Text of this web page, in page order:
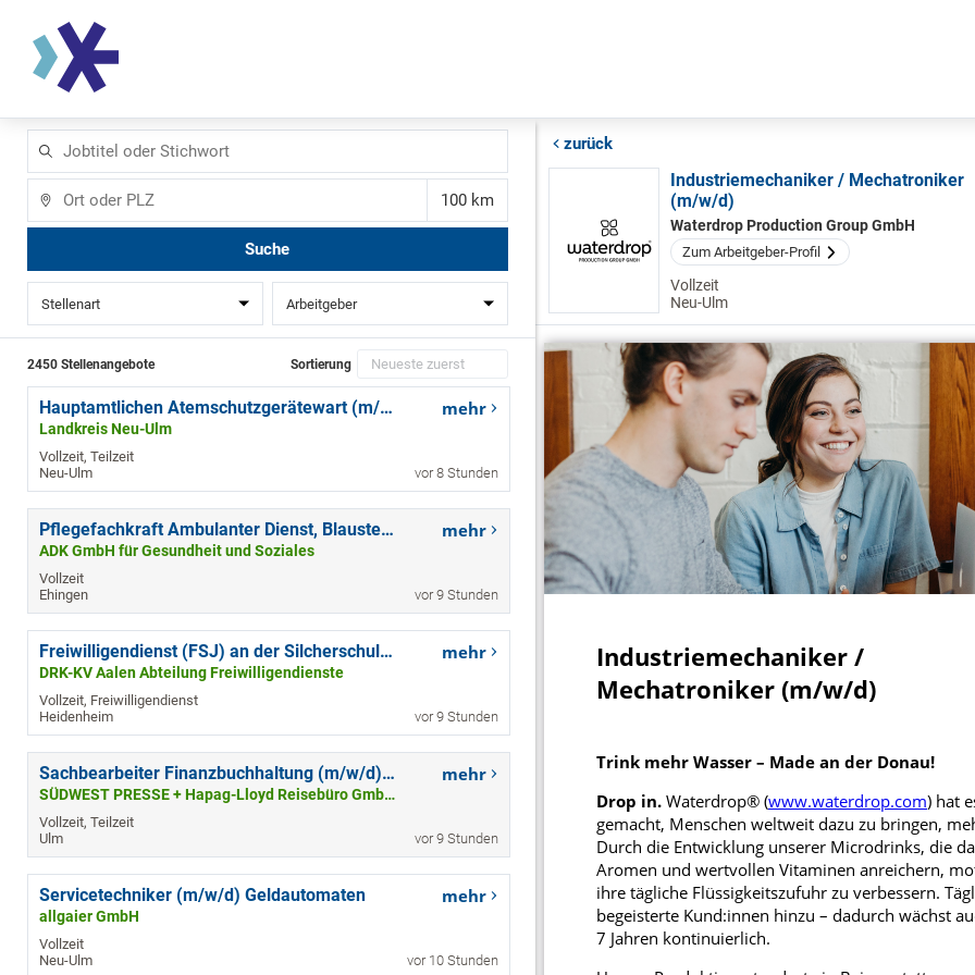
oder
Stichwort
Entfernung
Suche
Stellenart Arbeitgeber
2450 Stellenangebote Sortierung
Hauptamtlichen Atemschutzgerätewart (m/w/d)
Landkreis Neu-Ulm
Vollzeit, Teilzeit
Neu-Ulm
mehr
vor 8 Stunden
Pflegefachkraft Ambulanter Dienst, Blaustein (m/w/d)
ADK GmbH für Gesundheit und Soziales
Vollzeit
Ehingen
mehr
vor 9 Stunden
Freiwilligendienst (FSJ) an der Silcherschule Mergelstetten
DRK-KV Aalen Abteilung Freiwilligendienste
Vollzeit, Freiwilligendienst
Heidenheim
mehr
vor 9 Stunden
Sachbearbeiter Finanzbuchhaltung (m/w/d) in Vollzeit - Standort Ulm
SÜDWEST PRESSE + Hapag-Lloyd Reisebüro GmbH & Co. KG
Vollzeit, Teilzeit
Ulm
mehr
vor 9 Stunden
Servicetechniker (m/w/d) Geldautomaten
allgaier GmbH
Vollzeit
Neu-Ulm
mehr
vor 10 Stunden
zurück
Industriemechaniker / Mechatroniker
(m/w/d)
Waterdrop Production Group GmbH
Zum Arbeitgeber-Profil
Vollzeit
Neu-Ulm